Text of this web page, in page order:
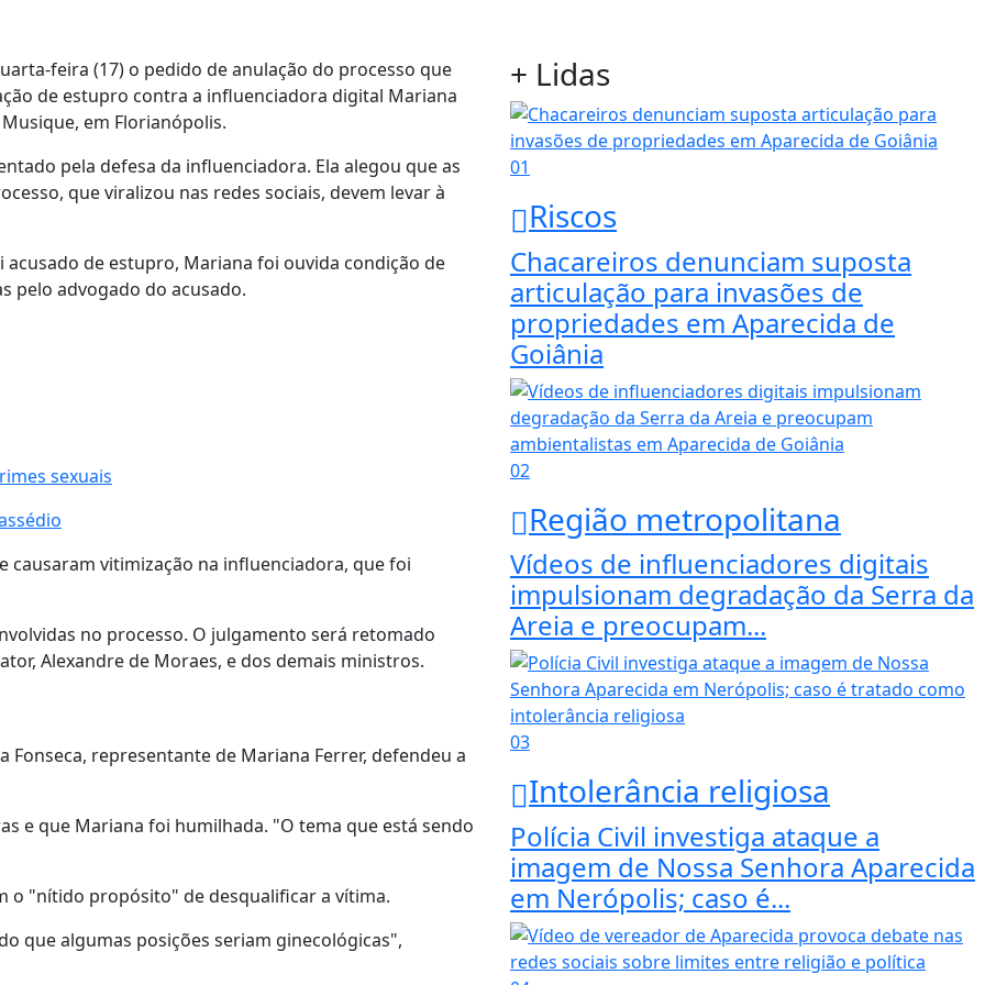
feira (17) o pedido de anulação do processo que
de estupro contra a influenciadora digital Mariana
em Florianópolis.
pela defesa da influenciadora. Ela alegou que as
que viralizou nas redes sociais, devem levar à
de estupro, Mariana foi ouvida condição de
pelo advogado do acusado.
sexuais
causaram vitimização na influenciadora, que foi
no processo. O julgamento será retomado
Alexandre de Moraes, e dos demais ministros.
Fonseca, representante de Mariana Ferrer, defendeu a
e que Mariana foi humilhada. "O tema que está sendo
o "nítido propósito" de desqualificar a vítima.
que algumas posições seriam ginecológicas",
+ Lidas
01
Riscos
Chacareiros denunciam suposta
articulação para invasões de
propriedades em Aparecida de
Goiânia
02
Região metropolitana
Vídeos de influenciadores digitais
impulsionam degradação da Serra da
Areia e preocupam...
03
Intolerância religiosa
Polícia Civil investiga ataque a
imagem de Nossa Senhora Aparecida
em Nerópolis; caso é...